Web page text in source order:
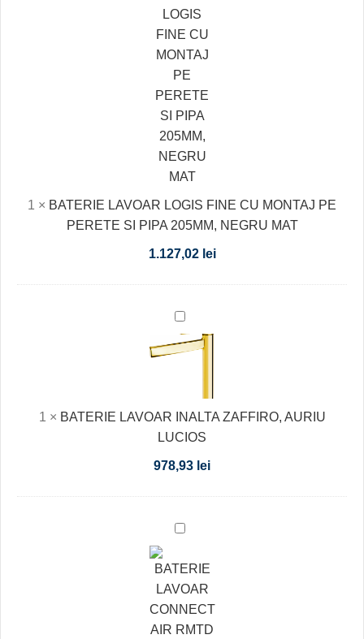
CU
MONTAJ
PE
PERETE
SI
PIPA
205MM,
NEGRU
MAT
1 × BATERIE LAVOAR LOGIS FINE CU MONTAJ PE
PERETE SI PIPA 205MM, NEGRU MAT
1.127,02 lei
BATERIE
LAVOAR
INALTA
AURIU
LUCIOS
1 × BATERIE LAVOAR INALTA ZAFFIRO, AURIU
LUCIOS
978,93 lei
BATERIE
CONNECT
AIR
RMTD
SLM